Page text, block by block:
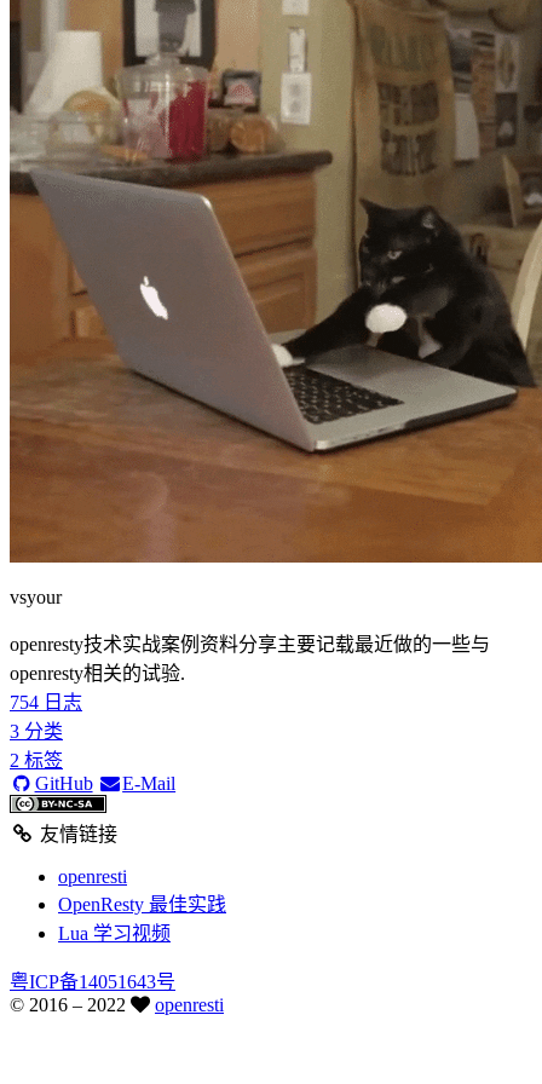
vsyour
openresty技术实战案例资料分享主要记载最近做的一些与
openresty相关的试验.
754 日志
3 分类
2 标签
GitHub
E-Mail
友情链接
openresti
OpenResty 最佳实践
Lua 学习视频
粤ICP备14051643号
© 2016 – 2022 openresti